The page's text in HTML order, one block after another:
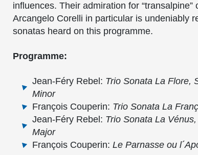
influences. Their admiration for “transalpine”
Arcangelo Corelli in particular is undeniably
sonatas heard on this programme.
Programme:
Jean-Féry Rebel: Trio Sonata La Flore,
Minor
François Couperin: Trio Sonata La
Jean-Féry Rebel: Trio Sonata La
Major
François Couperin: Le Parnasse ou